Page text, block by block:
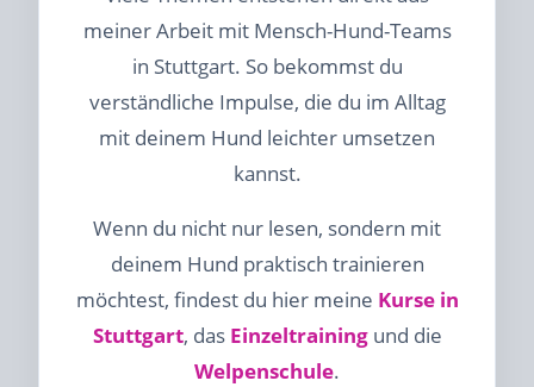
meiner Arbeit mit Mensch-Hund-Teams
in Stuttgart. So bekommst du
verständliche Impulse, die du im Alltag
mit deinem Hund leichter umsetzen
kannst.
Wenn du nicht nur lesen, sondern mit
deinem Hund praktisch trainieren
möchtest, findest du hier meine Kurse in
Stuttgart, das Einzeltrainingund die
Welpenschule.